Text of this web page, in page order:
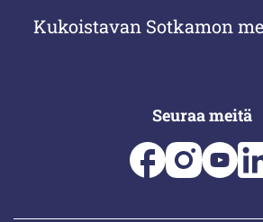
Kukoistavan Sotkamon
Seuraa meitä